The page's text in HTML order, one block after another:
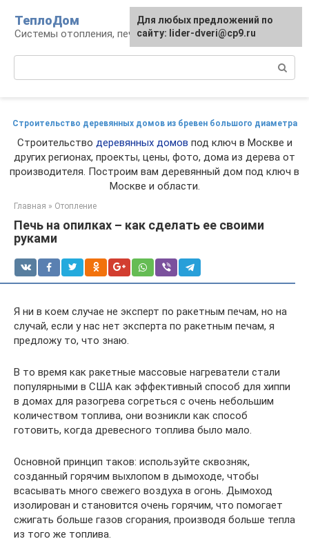
контенту
ТеплоДом
Системы отопления, печи и камины
Строительство деревянных домов из бревен большого диаметра
Строительство деревянных домов под ключ в Москве и
других регионах, проекты, цены, фото, дома из дерева от
производителя. Построим вам деревянный дом под ключ в
Москве и области.
Главная » Отопление
Печь на опилках – как сделать ее своими
руками
Я ни в коем случае не эксперт по ракетным печам, но на
случай, если у нас нет эксперта по ракетным печам, я
предложу то, что знаю.
В то время как ракетные массовые нагреватели стали
популярными в США как эффективный способ для хиппи
в домах для разогрева согреться с очень небольшим
количеством топлива, они возникли как способ
готовить, когда древесного топлива было мало.
Основной принцип таков: используйте сквозняк,
созданный горячим выхлопом в дымоходе, чтобы
всасывать много свежего воздуха в огонь. Дымоход
изолирован и становится очень горячим, что помогает
сжигать больше газов сгорания, производя больше тепла
из того же топлива.
Для любых предложений по
сайту: lider-dveri@cp9.ru